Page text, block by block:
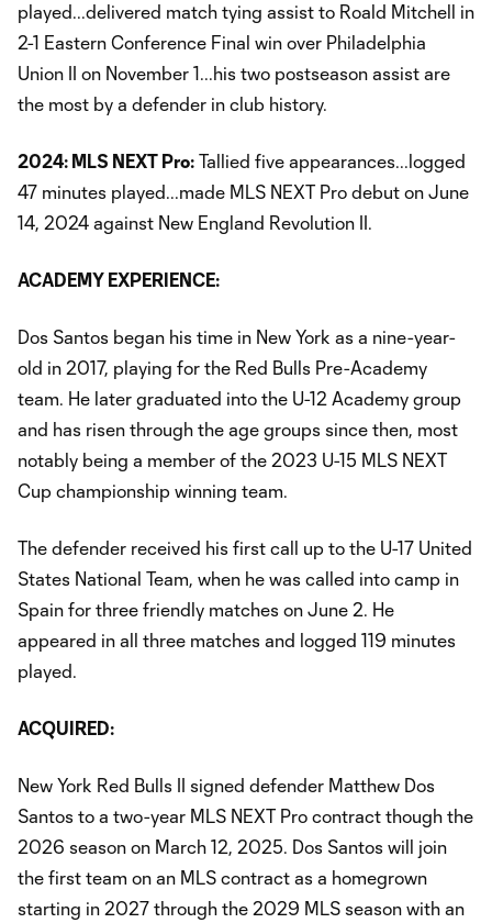
played...delivered match tying assist to Roald Mitchell in
2-1 Eastern Conference Final win over Philadelphia
Union II on November 1...his two postseason assist are
the most by a defender in club history.
2024: MLS NEXT Pro: Tallied five appearances...logged
47 minutes played...made MLS NEXT Pro debut on June
14, 2024 against New England Revolution II.
ACADEMY EXPERIENCE:
Dos Santos began his time in New York as a nine-year-
old in 2017, playing for the Red Bulls Pre-Academy
team. He later graduated into the U-12 Academy group
and has risen through the age groups since then, most
notably being a member of the 2023 U-15 MLS NEXT
Cup championship winning team.
The defender received his first call up to the U-17 United
States National Team, when he was called into camp in
Spain for three friendly matches on June 2. He
appeared in all three matches and logged 119 minutes
played.
ACQUIRED:
New York Red Bulls II signed defender Matthew Dos
Santos to a two-year MLS NEXT Pro contract though the
2026 season on March 12, 2025. Dos Santos will join
the first team on an MLS contract as a homegrown
starting in 2027 through the 2029 MLS season with an